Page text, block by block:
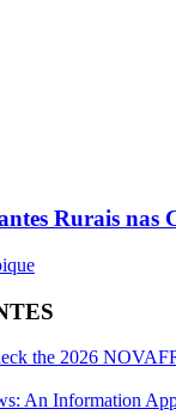
Rurais nas
the 2026
An Information